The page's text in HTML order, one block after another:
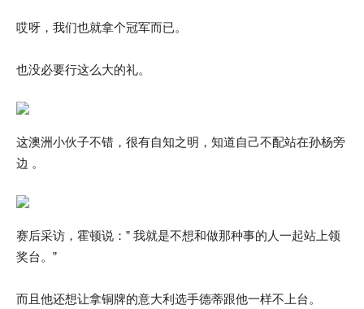
哎呀，我们也就拿个冠军而已。
也没必要行这么大的礼。
这澳洲小伙子不错，很有自知之明，知道自己不配站在孙杨旁
边 。
赛后采访，霍顿说：” 我就是不想和做那种事的人一起站上领
奖台。”
而且他还想让拿铜牌的意大利选手德蒂跟他一样不上台。